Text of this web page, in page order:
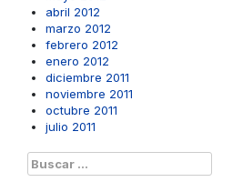
abril 2012
marzo 2012
febrero 2012
enero 2012
diciembre 2011
noviembre 2011
octubre 2011
julio 2011
Buscar: